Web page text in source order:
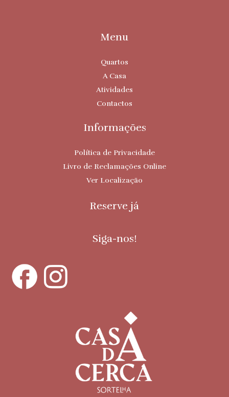
Menu
Quartos
A Casa
Atividades
Contactos
Informações
Política de Privacidade
Livro de Reclamações Online
Ver Localização
Reserve já
Siga-nos!